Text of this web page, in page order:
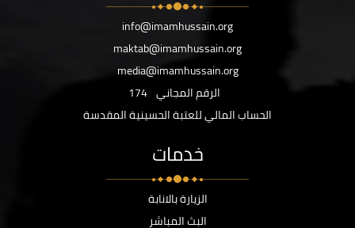
info@imamhussain.org
maktab@imamhussain.org
media@imamhussain.org
الرقم المجاني 174
الحساب المالي للعتبة الحسينية المقدسة
خدمات
الزيارة بالانابة
البث المباشر